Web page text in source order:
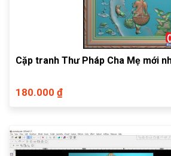
Cặp tranh Thư Pháp Cha Mẹ mới
180.000 ₫